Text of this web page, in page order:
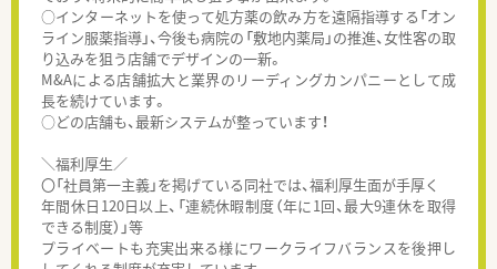
○インターネットを使って処方薬の飲み方を遠隔指導する「オン
ライン服薬指導」、今後も病院の「敷地内薬局」の推進、女性客の取
り込みを狙う店舗でデザインの一新。
M&Aによる店舗拡大と業界のリーディングカンパニーとして成
長を続けています。
○どの店舗も、最新システムが整っています！
＼福利厚生／
〇「社員第一主義」を掲げている同社では、福利厚生面が手厚く
年間休日120日以上、「連続休暇制度（年に1回、最大9連休を取得
できる制度）」等
プライベートも充実出来る様にワークライフバランスを後押し